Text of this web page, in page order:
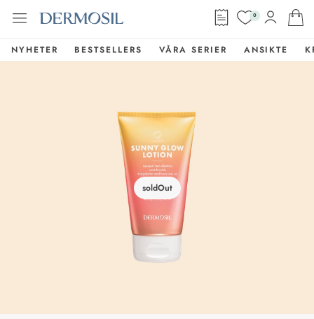
0
NYHETER BESTSELLERS VÅRA SERIER ANSIKTE
soldOut